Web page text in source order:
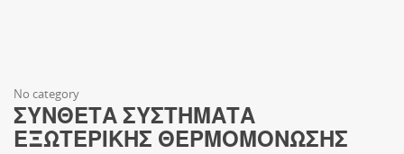
No category
ΣΥΝΘΕΤΑ ΣΥΣΤΗΜΑΤΑ
ΕΞΩΤΕΡΙΚΗΣ ΘΕΡΜΟΜΟΝΩΣΗΣ